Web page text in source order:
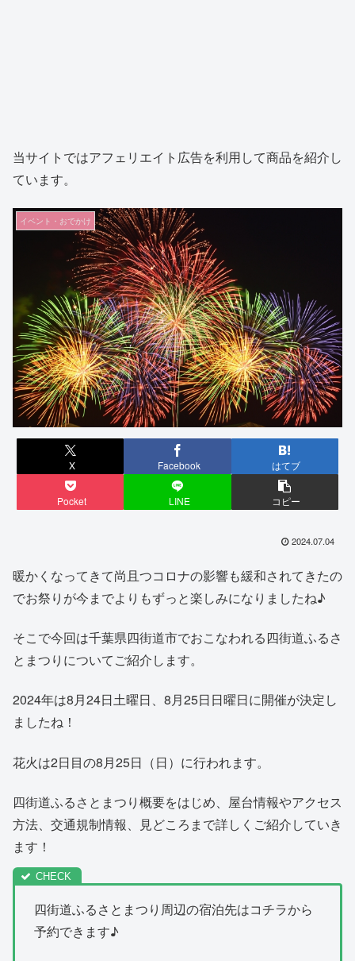
当サイトではアフェリエイト広告を利用して商品を紹介し
ています。
イベント・おでかけ
X Facebook はてブ
Pocket LINE コピー
2024.07.04
暖かくなってきて尚且つコロナの影響も緩和されてきたの
でお祭りが今までよりもずっと楽しみになりましたね♪
そこで今回は千葉県四街道市でおこなわれる四街道ふるさ
とまつりについてご紹介します。
2024年は8月24日土曜日、8月25日日曜日に開催が決定し
ましたね！
花火は2日目の8月25日（日）に行われます。
四街道ふるさとまつり概要をはじめ、屋台情報やアクセス
方法、交通規制情報、見どころまで詳しくご紹介していき
ます！
四街道ふるさとまつり周辺の宿泊先はコチラから
予約できます♪